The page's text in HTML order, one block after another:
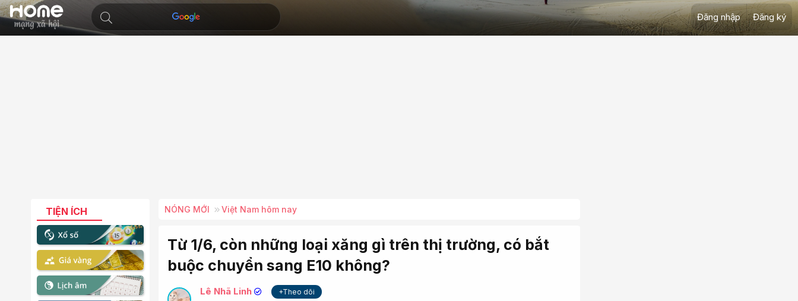
Đăng nhập Đăng ký
TIỆN ÍCH NÓNG MỚI Việt Nam hôm nay
Từ 1/6, còn những loại xăng gì trên thị trường, có bắt
buộc chuyển sang E10 không?
Lê Nhã Linh
+Theo dõi